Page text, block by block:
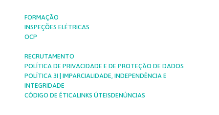
FORMAÇÃO
INSPEÇÕES ELÉTRICAS
OCP
RECRUTAMENTO
POLÍTICA DE PRIVACIDADE E DE PROTEÇÃO DE DADOS
POLÍTICA 3I | IMPARCIALIDADE, INDEPENDÊNCIA E
INTEGRIDADE
CÓDIGO DE ÉTICALINKS ÚTEISDENÚNCIAS